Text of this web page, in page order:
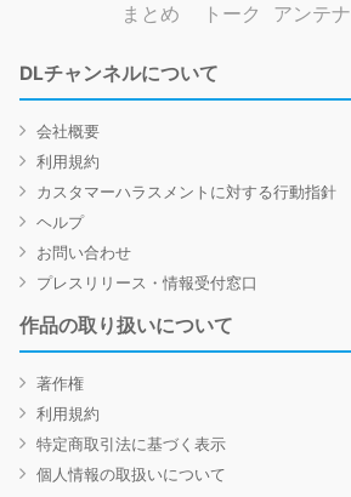
まとめ トーク アンテナ
DLチャンネルについて
会社概要
利用規約
カスタマーハラスメントに対する行動指針
ヘルプ
お問い合わせ
プレスリリース・情報受付窓口
作品の取り扱いについて
著作権
利用規約
特定商取引法に基づく表示
個人情報の取扱いについて